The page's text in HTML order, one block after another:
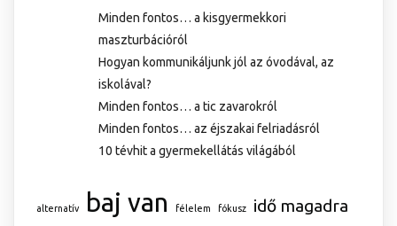
Minden fontos… a kisgyermekkori
maszturbációról
Hogyan kommunikáljunk jól az óvodával, az
iskolával?
Minden fontos… a tic zavarokról
Minden fontos… az éjszakai felriadásról
10 tévhit a gyermekellátás világából
alternatív baj van félelem fókusz
idő magadra